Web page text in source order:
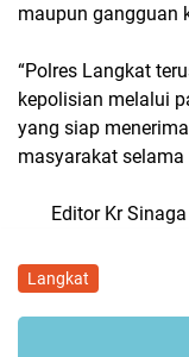
maupun gangguan
“Polres Langkat
kepolisian melalui
yang siap
masyarakat
Editor Kr Sinaga
Langkat